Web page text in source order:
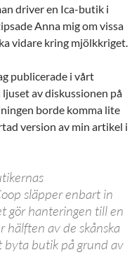
driver en Ica-butik i
Anna mig om vissa
vidare kring mjölkkriget.
publicerade i vårt
ljuset av diskussionen på
borde komma lite
version av min artikel i
släpper enbart in
gör hanteringen till en
hälften av de skånska
byta butik på grund av